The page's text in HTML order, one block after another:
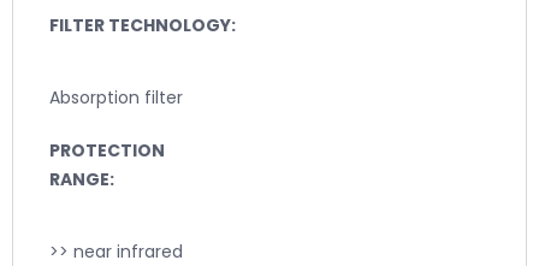
FILTER TECHNOLOGY:
Absorption filter
PROTECTION
RANGE:
>> near infrared